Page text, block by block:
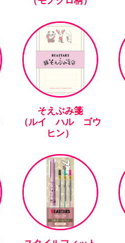
そえぶみ箋
（ルイ ハル ゴウ
ヒン）